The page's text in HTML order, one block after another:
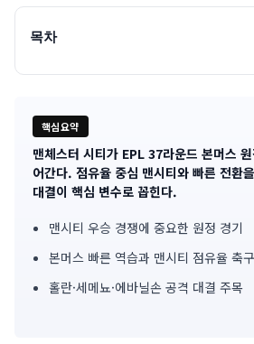
목차
핵심요약
기
사
핵
심
맨체스터 시티가 EPL 37라운드 본머스
어간다. 점유율 중심 맨시티와 빠른 전환
대결이 핵심 변수로 꼽힌다.
맨시티 우승 경쟁에 중요한 원정 경기
본머스 빠른 역습과 맨시티 점유율 축
홀란·세메뇨·에바닐손 공격 대결 주목